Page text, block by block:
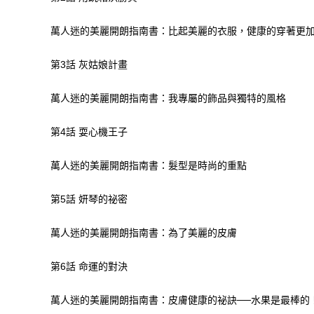
萬人迷的美麗開朗指南書：比起美麗的衣服，健康的穿著更加
第3話 灰姑娘計畫
萬人迷的美麗開朗指南書：我專屬的飾品與獨特的風格
第4話 耍心機王子
萬人迷的美麗開朗指南書：髮型是時尚的重點
第5話 妍琴的祕密
萬人迷的美麗開朗指南書：為了美麗的皮膚
第6話 命運的對決
萬人迷的美麗開朗指南書：皮膚健康的祕訣──水果是最棒的